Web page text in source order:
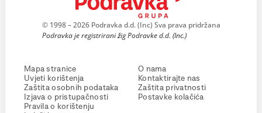
© 1998 – 2026 Podravka d.d. (Inc) Sva prava pridržana
Podravka je registrirani žig Podravke d.d. (Inc.)
Mapa stranice
Uvjeti korištenja
Zaštita osobnih podataka
Izjava o pristupačnosti
Pravila o korištenju
O nama
Kontaktirajte nas
Zaštita privatnosti
Postavke kolačića